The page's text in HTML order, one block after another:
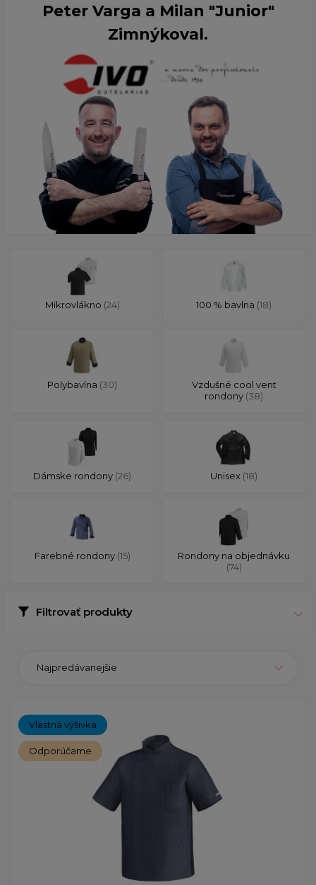
Peter Varga a Milan "Junior"
Zimnýkoval.
Mikrovlákno (24) 100 % bavlna (18)
Polybavlna (30)
Vzdušné cool vent
rondony (38)
Dámske rondony (26) Unisex (18)
Farebné rondony (15)
Rondony na objednávku
(74)
Filtrovať produkty
Najpredávanejšie
Vlastná výšivka
Odporúčame